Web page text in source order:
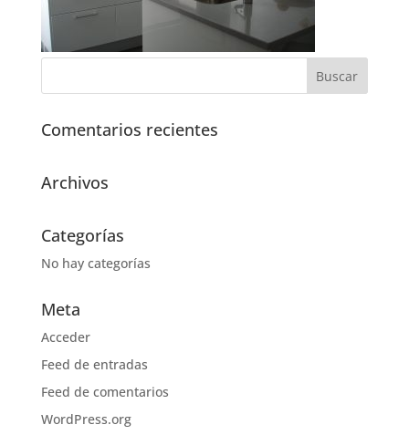
Comentarios recientes
Archivos
Categorías
No hay categorías
Meta
Acceder
Feed de entradas
Feed de comentarios
WordPress.org